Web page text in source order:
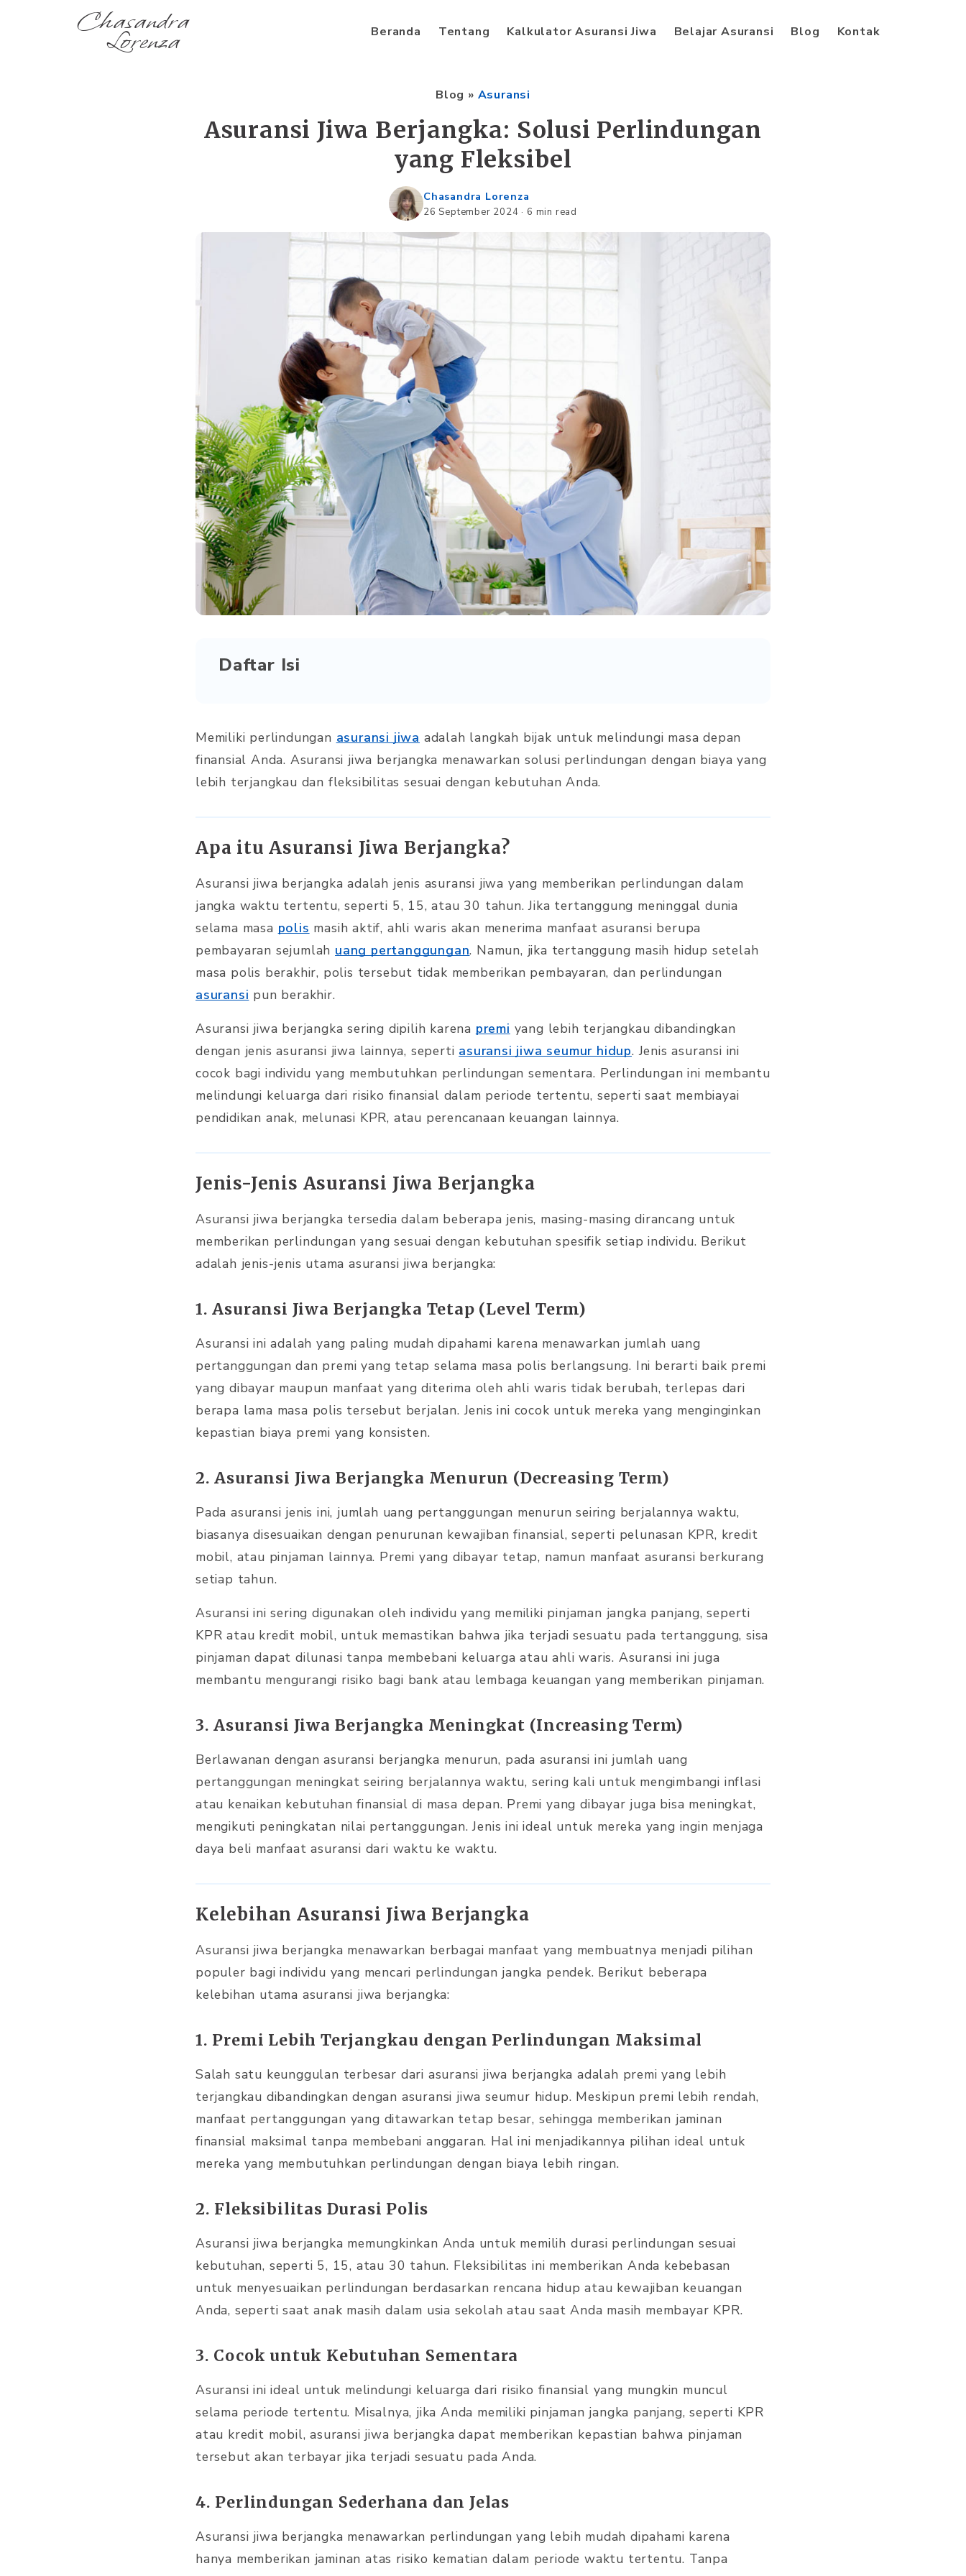
Chasandra
Lorenza Beranda Tentang Kalkulator Asuransi Jiwa Belajar Asuransi Blog Kontak
Blog » Asuransi
Asuransi Jiwa Berjangka: Solusi Perlindungan
yang Fleksibel
Chasandra Lorenza
26 September 2024 · 6 min read
Daftar Isi
Memiliki perlindungan asuransi jiwa adalah langkah bijak untuk melindungi masa depan
finansial Anda. Asuransi jiwa berjangka menawarkan solusi perlindungan dengan biaya yang
lebih terjangkau dan fleksibilitas sesuai dengan kebutuhan Anda.
Apa itu Asuransi Jiwa Berjangka?
Asuransi jiwa berjangka adalah jenis asuransi jiwa yang memberikan perlindungan dalam
jangka waktu tertentu, seperti 5, 15, atau 30 tahun. Jika tertanggung meninggal dunia
selama masa polis masih aktif, ahli waris akan menerima manfaat asuransi berupa
pembayaran sejumlah uang pertanggungan. Namun, jika tertanggung masih hidup setelah
masa polis berakhir, polis tersebut tidak memberikan pembayaran, dan perlindungan
asuransi pun berakhir.
Asuransi jiwa berjangka sering dipilih karena premi yang lebih terjangkau dibandingkan
dengan jenis asuransi jiwa lainnya, seperti asuransi jiwa seumur hidup. Jenis asuransi ini
cocok bagi individu yang membutuhkan perlindungan sementara. Perlindungan ini membantu
melindungi keluarga dari risiko finansial dalam periode tertentu, seperti saat membiayai
pendidikan anak, melunasi KPR, atau perencanaan keuangan lainnya.
Jenis-Jenis Asuransi Jiwa Berjangka
Asuransi jiwa berjangka tersedia dalam beberapa jenis, masing-masing dirancang untuk
memberikan perlindungan yang sesuai dengan kebutuhan spesifik setiap individu. Berikut
adalah jenis-jenis utama asuransi jiwa berjangka:
1. Asuransi Jiwa Berjangka Tetap (Level Term)
Asuransi ini adalah yang paling mudah dipahami karena menawarkan jumlah uang
pertanggungan dan premi yang tetap selama masa polis berlangsung. Ini berarti baik premi
yang dibayar maupun manfaat yang diterima oleh ahli waris tidak berubah, terlepas dari
berapa lama masa polis tersebut berjalan. Jenis ini cocok untuk mereka yang menginginkan
kepastian biaya premi yang konsisten.
2. Asuransi Jiwa Berjangka Menurun (Decreasing Term)
Pada asuransi jenis ini, jumlah uang pertanggungan menurun seiring berjalannya waktu,
biasanya disesuaikan dengan penurunan kewajiban finansial, seperti pelunasan KPR, kredit
mobil, atau pinjaman lainnya. Premi yang dibayar tetap, namun manfaat asuransi berkurang
setiap tahun.
Asuransi ini sering digunakan oleh individu yang memiliki pinjaman jangka panjang, seperti
KPR atau kredit mobil, untuk memastikan bahwa jika terjadi sesuatu pada tertanggung, sisa
pinjaman dapat dilunasi tanpa membebani keluarga atau ahli waris. Asuransi ini juga
membantu mengurangi risiko bagi bank atau lembaga keuangan yang memberikan pinjaman.
3. Asuransi Jiwa Berjangka Meningkat (Increasing Term)
Berlawanan dengan asuransi berjangka menurun, pada asuransi ini jumlah uang
pertanggungan meningkat seiring berjalannya waktu, sering kali untuk mengimbangi inflasi
atau kenaikan kebutuhan finansial di masa depan. Premi yang dibayar juga bisa meningkat,
mengikuti peningkatan nilai pertanggungan. Jenis ini ideal untuk mereka yang ingin menjaga
daya beli manfaat asuransi dari waktu ke waktu.
Kelebihan Asuransi Jiwa Berjangka
Asuransi jiwa berjangka menawarkan berbagai manfaat yang membuatnya menjadi pilihan
populer bagi individu yang mencari perlindungan jangka pendek. Berikut beberapa
kelebihan utama asuransi jiwa berjangka:
1. Premi Lebih Terjangkau dengan Perlindungan Maksimal
Salah satu keunggulan terbesar dari asuransi jiwa berjangka adalah premi yang lebih
terjangkau dibandingkan dengan asuransi jiwa seumur hidup. Meskipun premi lebih rendah,
manfaat pertanggungan yang ditawarkan tetap besar, sehingga memberikan jaminan
finansial maksimal tanpa membebani anggaran. Hal ini menjadikannya pilihan ideal untuk
mereka yang membutuhkan perlindungan dengan biaya lebih ringan.
2. Fleksibilitas Durasi Polis
Asuransi jiwa berjangka memungkinkan Anda untuk memilih durasi perlindungan sesuai
kebutuhan, seperti 5, 15, atau 30 tahun. Fleksibilitas ini memberikan Anda kebebasan
untuk menyesuaikan perlindungan berdasarkan rencana hidup atau kewajiban keuangan
Anda, seperti saat anak masih dalam usia sekolah atau saat Anda masih membayar KPR.
3. Cocok untuk Kebutuhan Sementara
Asuransi ini ideal untuk melindungi keluarga dari risiko finansial yang mungkin muncul
selama periode tertentu. Misalnya, jika Anda memiliki pinjaman jangka panjang, seperti KPR
atau kredit mobil, asuransi jiwa berjangka dapat memberikan kepastian bahwa pinjaman
tersebut akan terbayar jika terjadi sesuatu pada Anda.
4. Perlindungan Sederhana dan Jelas
Asuransi jiwa berjangka menawarkan perlindungan yang lebih mudah dipahami karena
hanya memberikan jaminan atas risiko kematian dalam periode waktu tertentu. Tanpa